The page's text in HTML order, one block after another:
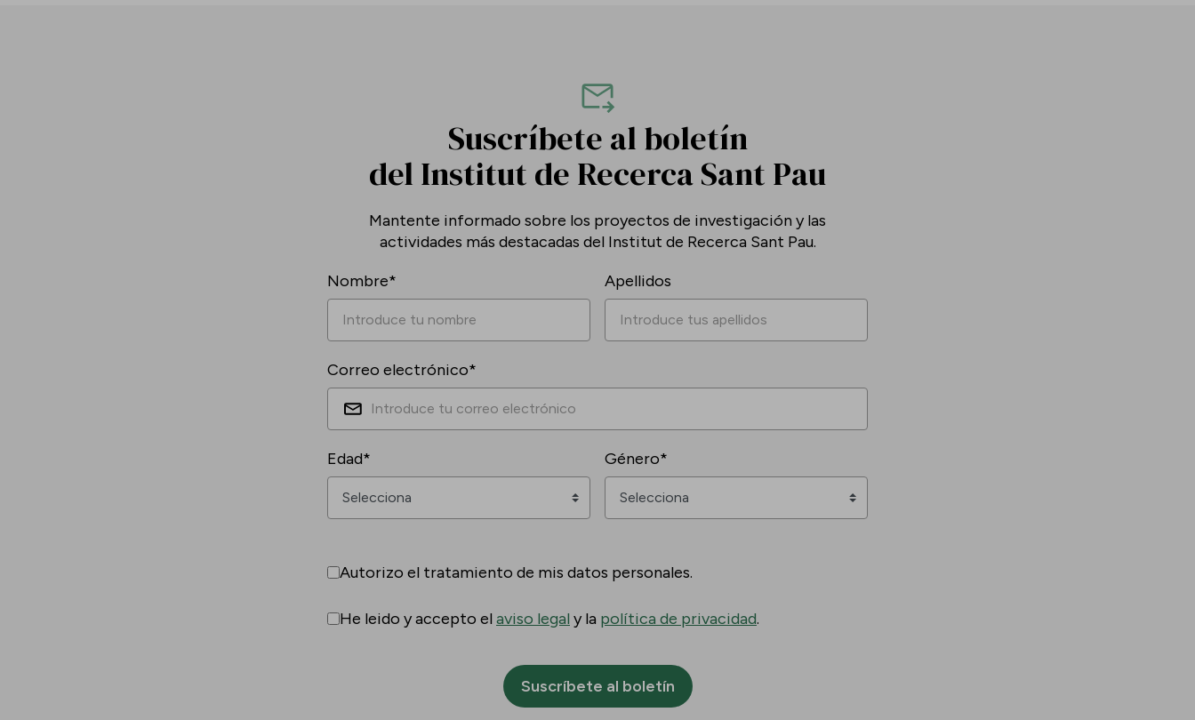
Suscríbete al boletín
del Institut de Recerca Sant Pau
Mantente informado sobre los proyectos de investigación y las
actividades más destacadas del Institut de Recerca Sant Pau.
Nombre*
Apellidos
Correo electrónico*
Edad* Género*
Autorizo el tratamiento de mis datos personales.
He leido y accepto elaviso legal y la política de privacidad.
Suscríbete al boletín